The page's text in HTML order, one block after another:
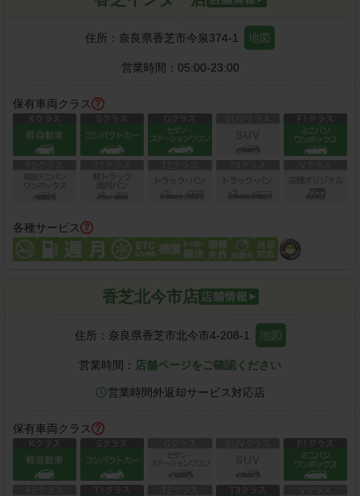
住所： 奈良県香芝市今泉374-1 地図
営業時間： 05:00-23:00
保有車両クラス
各種サービス
香芝北今市店
住所： 奈良県香芝市北今市4-208-1 地図
営業時間： 店舗ページをご確認ください
営業時間外返却サービス対応店
保有車両クラス